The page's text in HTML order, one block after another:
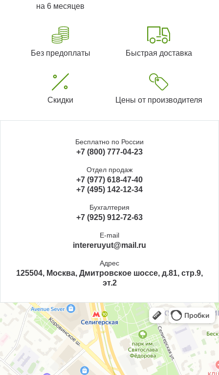
на 6 месяцев
Без предоплаты Быстрая доставка
Скидки Цены от производителя
Бесплатно по России
+7 (800) 777-04-23
Отдел продаж
+7 (977) 618-47-40
+7 (495) 142-12-34
Бухгалтерия
+7 (925) 912-72-63
E-mail
intereruyut@mail.ru
Адрес
125504, Москва, Дмитровское шоссе, д.81, стр.9,
эт.2